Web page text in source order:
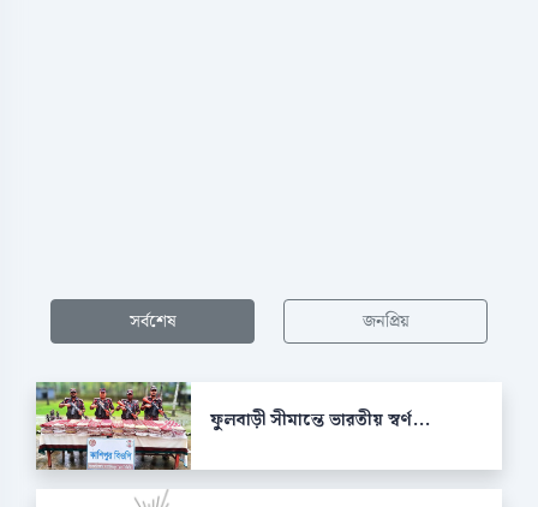
সর্বশেষ জনপ্রিয়
ফুলবাড়ী সীমান্তে ভারতীয় স্বর্ণ...